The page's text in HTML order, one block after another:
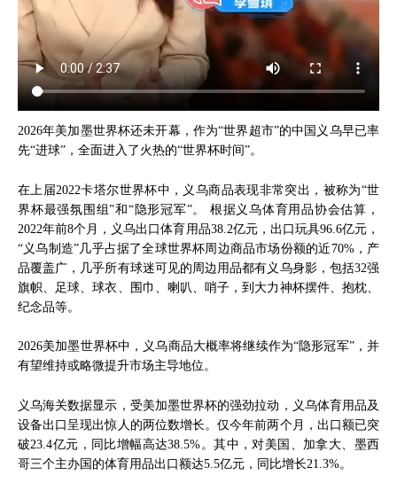
2026年美加墨世界杯还未开幕，作为“世界超市”的中国义乌早已率
先“进球”，全面进入了火热的“世界杯时间”。
在上届2022卡塔尔世界杯中，义乌商品表现非常突出，被称为“世
界杯最强氛围组”和“隐形冠军”。 根据义乌体育用品协会估算，
2022年前8个月，义乌出口体育用品38.2亿元，出口玩具96.6亿元，
“义乌制造”几乎占据了全球世界杯周边商品市场份额的近70%，产
品覆盖广，几乎所有球迷可见的周边用品都有义乌身影，包括32强
旗帜、足球、球衣、围巾、喇叭、哨子，到大力神杯摆件、抱枕、
纪念品等。
2026美加墨世界杯中，义乌商品大概率将继续作为“隐形冠军”，并
有望维持或略微提升市场主导地位。
义乌海关数据显示，受美加墨世界杯的强劲拉动，义乌体育用品及
设备出口呈现出惊人的两位数增长。仅今年前两个月，出口额已突
破23.4亿元，同比增幅高达38.5%。其中，对美国、加拿大、墨西
哥三个主办国的体育用品出口额达5.5亿元，同比增长21.3%。